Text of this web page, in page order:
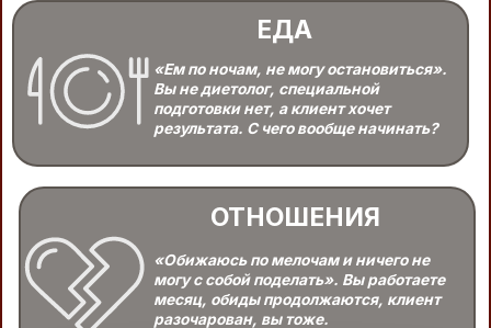
могу с собой поделать». Вы работаете
месяц, обиды продолжаются, клиент
разочарован, вы тоже.
ЗАРЕГИСТРИРОВАТЬСЯ